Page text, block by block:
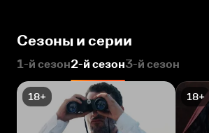
Сезоны и серии
1-й сезон2-й сезон3-й сезон
18+ 18+